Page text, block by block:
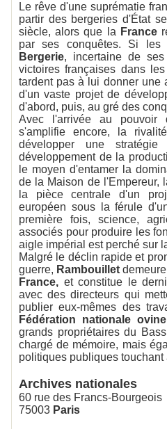
Le rêve d'une suprématie
partir des bergeries d'État
siècle, alors que la France
par ses conquêtes. Si les
Bergerie, incertaine de
victoires françaises dans
tardent pas à lui donner une
d'un vaste projet de
d'abord, puis, au gré des
Avec l'arrivée au
s'amplifie encore, la
développer une
développement de la
le moyen d'entamer la
de la Maison de l'Empereur,
la pièce centrale d'un
européen sous la férule
première fois, science,
associés pour produire les
aigle impérial est perché sur
Malgré le déclin rapide et
guerre, Rambouillet
France, et constitue le
avec des directeurs qui
publier eux-mêmes des
Fédération nationale ovine
grands propriétaires du
chargé de mémoire, mais
politiques publiques
Archives nationales
60 rue des Francs-Bourgeois
75003 Paris